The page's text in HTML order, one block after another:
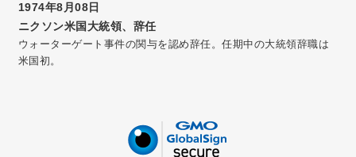
1974年8月08日
ニクソン米国大統領、辞任
ウォーターゲート事件の関与を認め辞任。任期中の大統領辞職は
米国初。